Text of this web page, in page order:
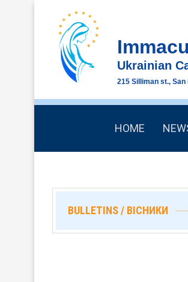
Ukrainian
215 Silliman st.,
HOME
BULLETINS / ВІСНИКИ